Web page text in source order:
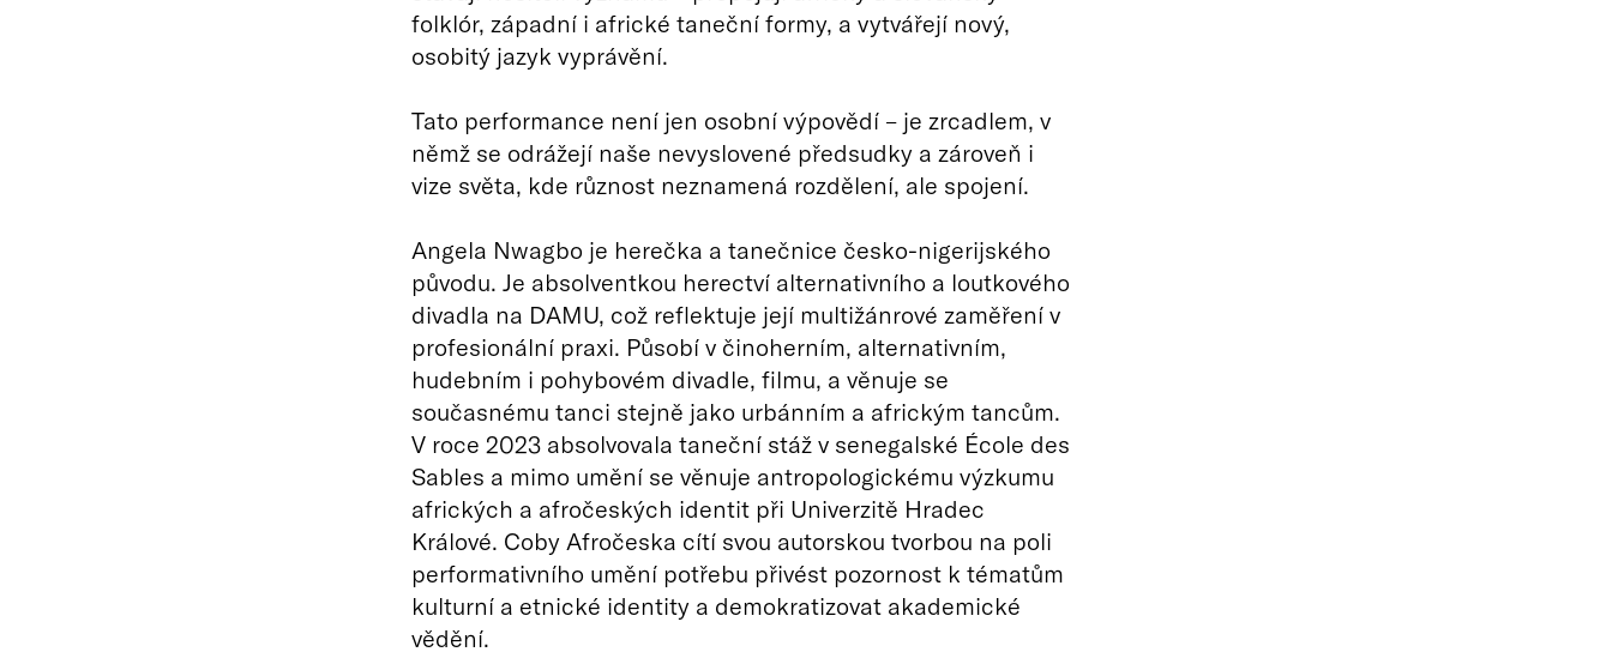
folklór, západní i africké taneční formy, a vytvářejí nový,
osobitý jazyk vyprávění.
Tato performance není jen osobní výpovědí – je zrcadlem, v
němž se odrážejí naše nevyslovené předsudky a zároveň i
vize světa, kde různost neznamená rozdělení, ale spojení.
Angela Nwagbo je herečka a tanečnice česko-nigerijského
původu. Je absolventkou herectví alternativního a loutkového
divadla na DAMU, což reflektuje její multižánrové zaměření v
profesionální praxi. Působí v činoherním, alternativním,
hudebním i pohybovém divadle, filmu, a věnuje se
současnému tanci stejně jako urbánním a africkým tancům.
V roce 2023 absolvovala taneční stáž v senegalské École des
Sables a mimo umění se věnuje antropologickému výzkumu
afrických a afročeských identit při Univerzitě Hradec
Králové. Coby Afročeska cítí svou autorskou tvorbou na poli
performativního umění potřebu přivést pozornost k tématům
kulturní a etnické identity a demokratizovat akademické
vědění.